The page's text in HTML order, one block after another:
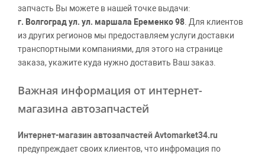
запчасть Вы можете в нашей точке выдачи:
г. Волгоград ул. ул. маршала Еременко 98 . Для клиентов
из других регионов мы предоставляем услуги доставки
транспортными компаниями, для этого на странице
заказа, укажите куда нужно доставить Ваш заказ.
Важная информация от интернет-
магазина автозапчастей
Интернет-магазин автозапчастей Avtomarket34.ru
предупреждает своих клиентов, что инфромация по